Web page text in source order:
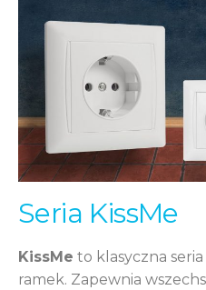
Seria KissMe
KissMe to klasyczna
ramek. Zapewnia